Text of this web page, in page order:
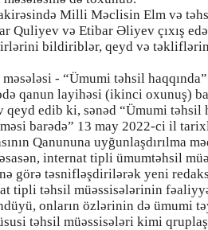
Milli Məclisin Elm və
Quliyev və Etibar Əliyev çıxış
bildiriblər, qeyd və
- “Ümumi təhsil
qanun layihəsi (ikinci oxunuş)
edib ki, sənəd “Ümumi təhsil
barədə” 13 may 2022-ci il
Qanununa uyğunlaşdırılma
internat tipli ümumtəhsil
görə təsnifləşdirilərək yeni
tipli təhsil müəssisələrinin
onların özlərinin də ümumi
təhsil müəssisələri kimi